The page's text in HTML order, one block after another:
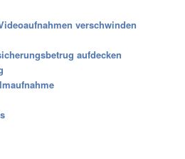
verschwinden
aufdecken